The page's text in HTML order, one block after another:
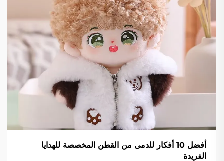
أفضل 10 أفكار للدمى من القطن المخصصة للهدايا
الفريدة